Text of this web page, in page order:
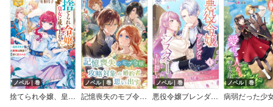
ノベル｜巻
捨てられ令嬢、皇女に成り上がる 追放された薔薇は隣国で深く愛される
ノベル｜巻
記憶喪失のモブ令嬢、攻略対象の婚約者だったことを思い出す
ノベル｜巻
悪役令嬢ブレンダはシスターを目指したい ～破滅を回避したら王子たちに執着されています～
ノベル｜巻